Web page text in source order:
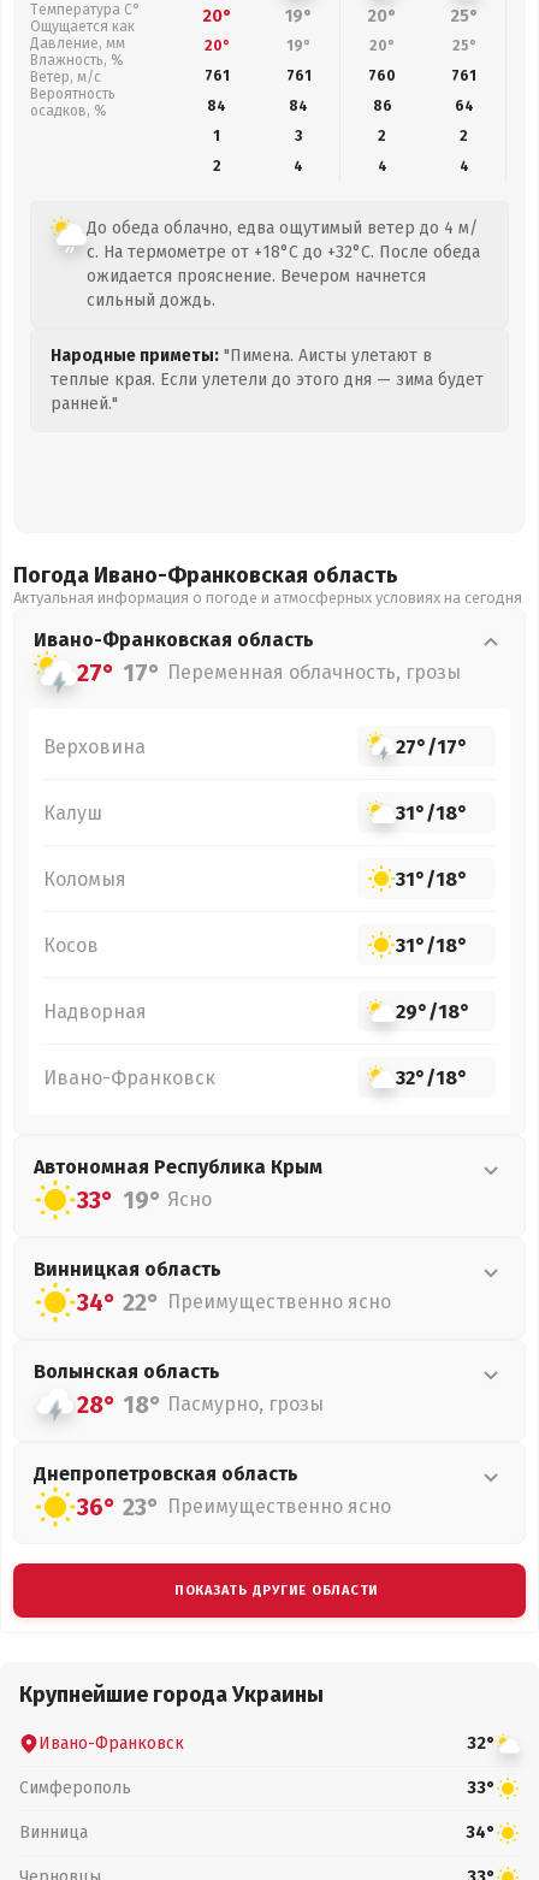
Температура С°
Ощущается как
Давление, мм
Влажность, %
Ветер, м/с
Вероятность
осадков, %
20° 19° 20° 25°
20° 19° 20° 25°
761
761 760 761
84
84 86 64
1
3 2
2
2
4 4 4
До обеда облачно, едва ощутимый ветер до 4 м/
с. На термометре от +18°C до +32°C. После обеда
ожидается прояснение. Вечером начнется
сильный дождь.
Народные приметы: "Пимена. Аисты улетают в
теплые края. Если улетели до этого дня — зима будет
ранней."
Погода Ивано-Франковская область
Актуальная информация о погоде и атмосферных условиях на сегодня
Ивано-Франковская область
27° 17° Переменная облачность, грозы
Верховина 27°/17°
Калуш 31°/18°
Коломыя 31°/18°
Косов 31°/18°
Надворная 29°/18°
Ивано-Франковск 32°/18°
Автономная Республика Крым
33° 19° Ясно
Винницкая область
34° 22° Преимущественно ясно
Волынская область
28° 18° Пасмурно, грозы
Днепропетровская область
36° 23° Преимущественно ясно
ПОКАЗАТЬ ДРУГИЕ ОБЛАСТИ
Крупнейшие города Украины
Ивано-Франковск 32°
Симферополь 33°
Винница 34°